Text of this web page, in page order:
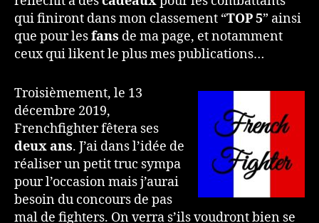
qui finiront dans mon classement “TOP 5” ainsi
que pour lesfans de ma page, et notamment
ceux qui likent le plus mes publications…
Troisièmement, le 13
décembre 2019,
Frenchfighter fêtera ses
deux ans. J’ai dans l’idée de
réaliser un petit truc sympa
pour l’occasion mais j’aurai
besoin du concours de pas
mal de fighters. On verra s’ils voudront bien se